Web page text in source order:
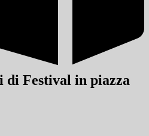
di Festival in piazza